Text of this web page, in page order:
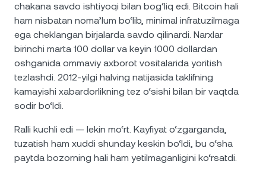
chakana savdo ishtiyoqi bilan bog‘liq edi. Bitcoin hali
ham nisbatan noma’lum bo‘lib, minimal infratuzilmaga
ega cheklangan birjalarda savdo qilinardi. Narxlar
birinchi marta 100 dollar va keyin 1000 dollardan
oshganida ommaviy axborot vositalarida yoritish
tezlashdi. 2012-yilgi halving natijasida taklifning
kamayishi xabardorlikning tez o‘sishi bilan bir vaqtda
sodir bo‘ldi.
Ralli kuchli edi — lekin mo‘rt. Kayfiyat o‘zgarganda,
tuzatish ham xuddi shunday keskin bo‘ldi, bu o‘sha
paytda bozorning hali ham yetilmaganligini ko‘rsatdi.